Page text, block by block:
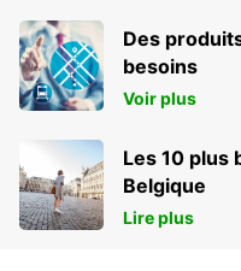
Des
besoins
Voir plus
Les 10 plus
Belgique
Lire plus